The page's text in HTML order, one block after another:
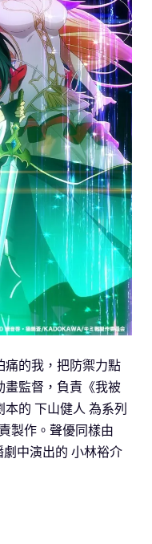
痛的我，把防禦力點
畫監督，負責《我被
的 下山健人 為系列
製作。聲優同樣由
劇中演出的 小林裕介